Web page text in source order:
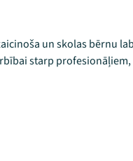
un skolas bērnu
starp